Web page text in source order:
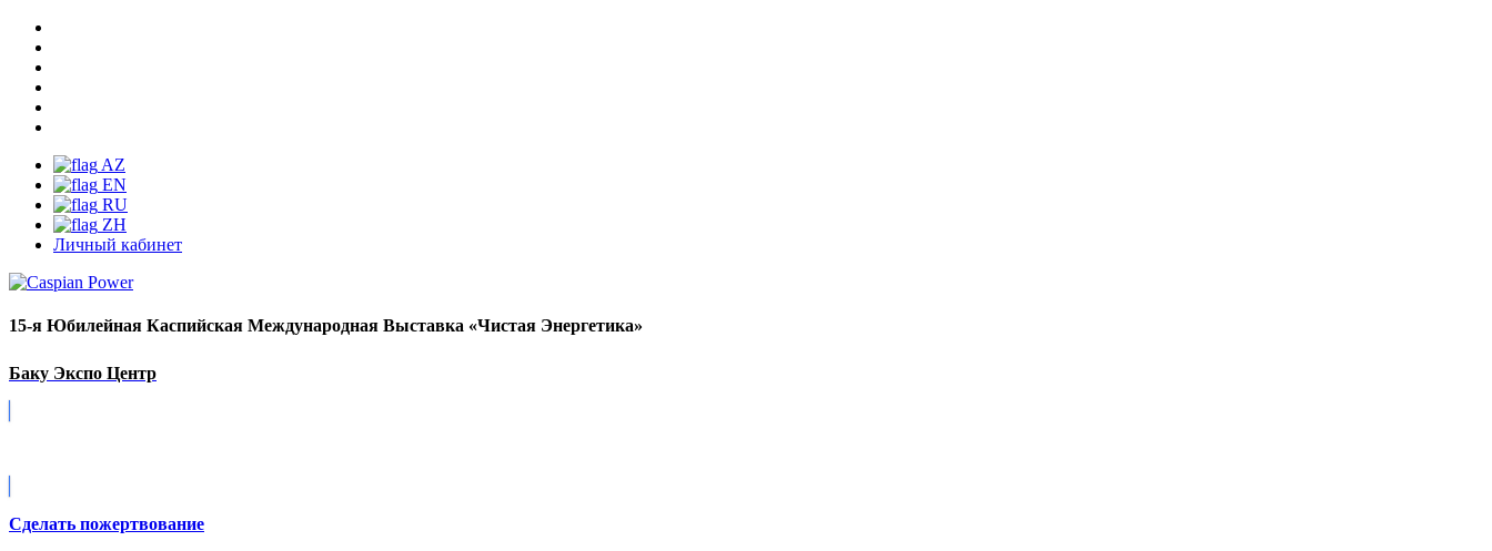
AZ
EN
RU
ZH
Личный кабинет
15-я Юбилейная Каспийская Международная Выставка «Чистая Энергетика»
Баку Экспо Центр
Сделать пожертвование